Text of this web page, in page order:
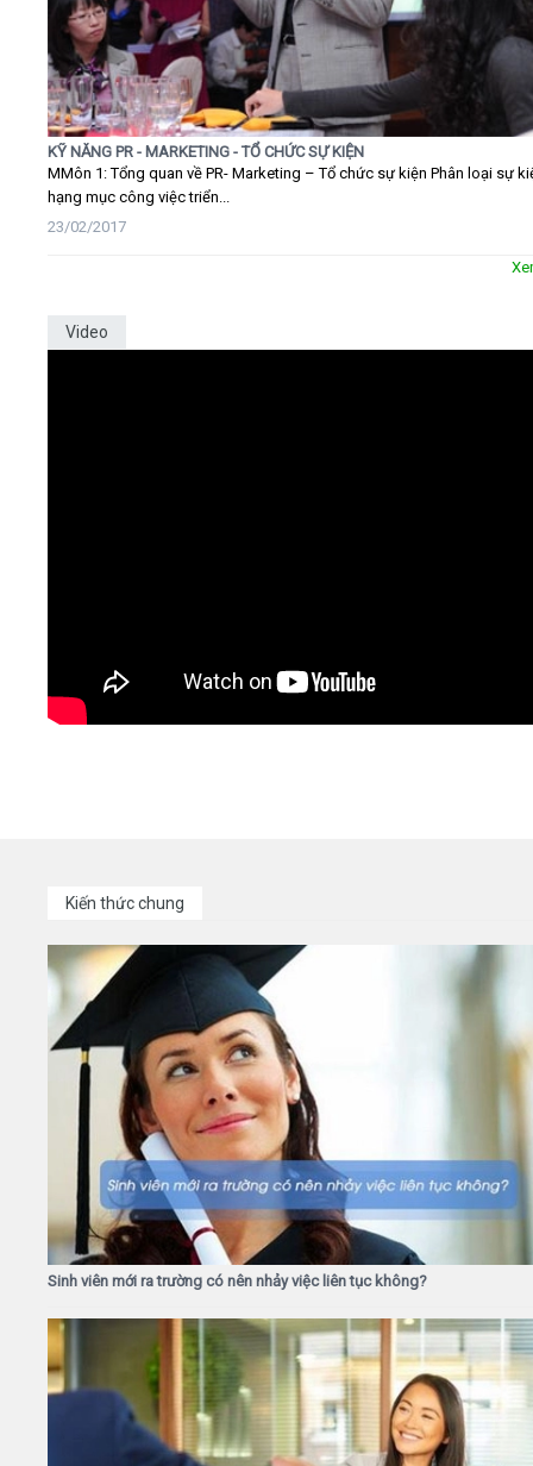
KỸ NĂNG PR - MARKETING - TỔ CHỨC SỰ KIỆN
MMôn 1: Tổng quan về PR- Marketing – Tổ chức sự kiện Phân loại sự
hạng mục công việc triển...
23/02/2017
Video
Kiến thức chung
Sinh viên mới ra trường có nên nhảy việc liên tục không?